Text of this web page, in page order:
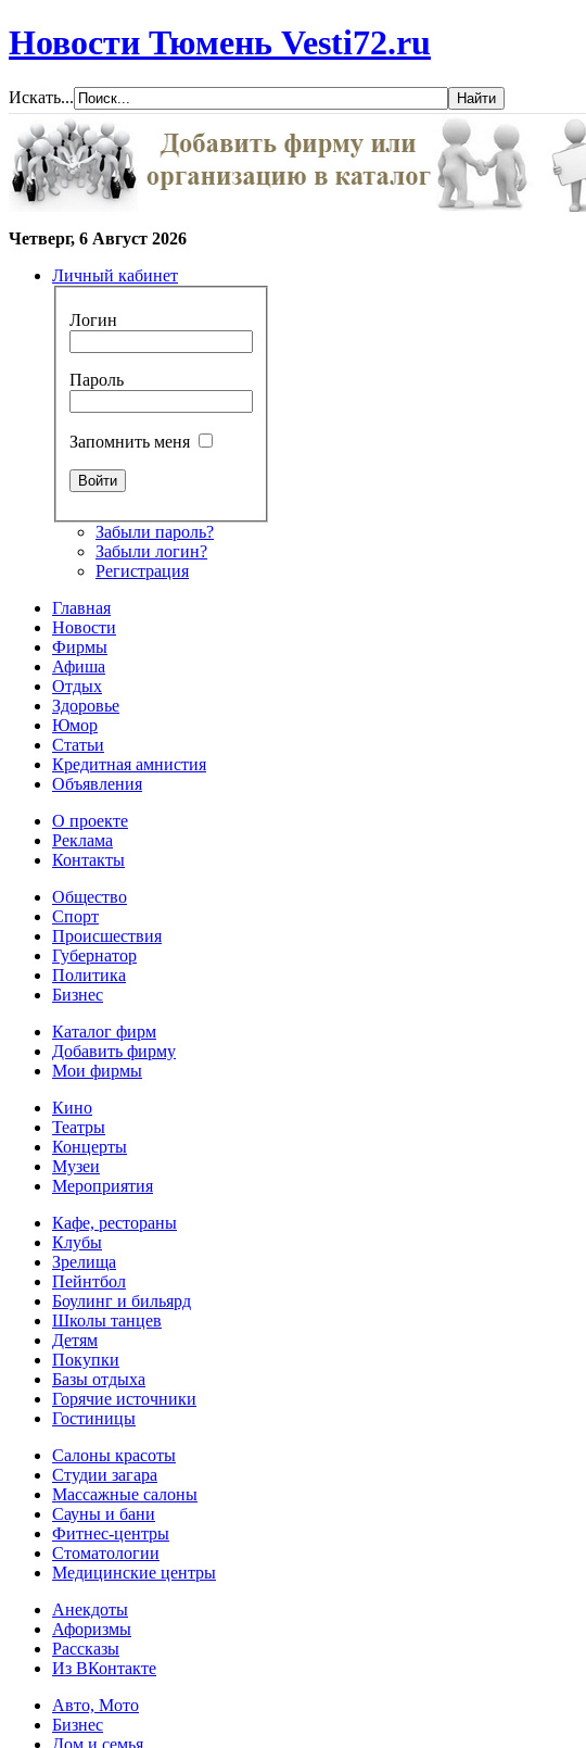
Новости Тюмень Vesti72.ru
Искать...
Четверг, 6 Август 2026
Личный кабинет
Логин
Пароль
Запомнить меня
Забыли пароль?
Забыли логин?
Регистрация
Главная
Новости
Фирмы
Афиша
Отдых
Здоровье
Юмор
Статьи
Кредитная амнистия
Объявления
О проекте
Реклама
Контакты
Общество
Спорт
Происшествия
Губернатор
Политика
Бизнес
Каталог фирм
Добавить фирму
Мои фирмы
Кино
Театры
Концерты
Музеи
Мероприятия
Кафе, рестораны
Клубы
Зрелища
Пейнтбол
Боулинг и бильярд
Школы танцев
Детям
Покупки
Базы отдыха
Горячие источники
Гостиницы
Салоны красоты
Студии загара
Массажные салоны
Сауны и бани
Фитнес-центры
Стоматологии
Медицинские центры
Анекдоты
Афоризмы
Рассказы
Из ВКонтакте
Авто, Мото
Бизнес